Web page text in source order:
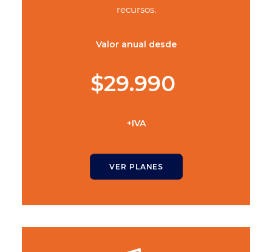
recursos.
Valor anual desde
$29.990
+IVA
VER PLANES